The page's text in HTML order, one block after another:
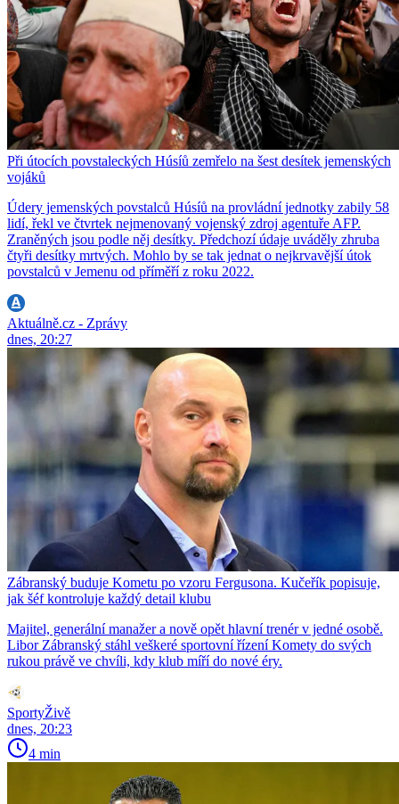
Při útocích povstaleckých Húsíů zemřelo na šest desítek jemenských
vojáků
Údery jemenských povstalců Húsíů na provládní jednotky zabily 58
lidí, řekl ve čtvrtek nejmenovaný vojenský zdroj agentuře AFP.
Zraněných jsou podle něj desítky. Předchozí údaje uváděly zhruba
čtyři desítky mrtvých. Mohlo by se tak jednat o nejkrvavější útok
povstalců v Jemenu od příměří z roku 2022.
Aktuálně.cz - Zprávy
dnes, 20:27
Zábranský buduje Kometu po vzoru Fergusona. Kučeřík popisuje,
jak šéf kontroluje každý detail klubu
Majitel, generální manažer a nově opět hlavní trenér v jedné osobě.
Libor Zábranský stáhl veškeré sportovní řízení Komety do svých
rukou právě ve chvíli, kdy klub míří do nové éry.
SportyŽivě
dnes, 20:23
4 min